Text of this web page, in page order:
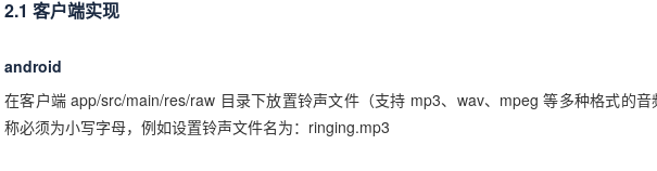
2.1 客户端实现
android
在客户端 app/src/main/res/raw 目录下放置铃声文件（支持 mp3、wav、mpeg 等多种格式的音
称必须为小写字母，例如设置铃声文件名为：ringing.mp3